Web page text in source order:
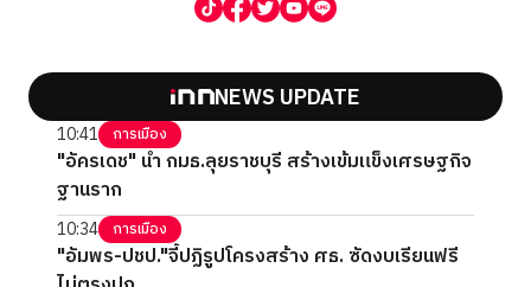
NEWS UPDATE
10:41 การเมือง
"อัครเดช" นำ กมธ.ลุยราชบุรี สร้างเข้มแข็งเศรษฐกิจ
ฐานราก
10:34 การเมือง
"อัมพร-ปชป."จี้ปฏิรูปโครงสร้าง ศธ. ซัดงบเรียนฟรี